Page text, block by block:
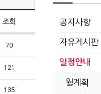
조회
70
121
135
공지사항
자유게시판
일정안내
월계획